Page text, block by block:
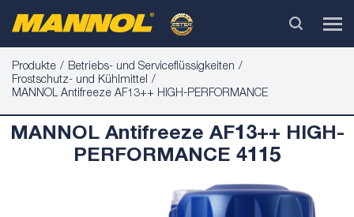
Produkte
Betriebs- und Serviceflüssigkeiten
Frostschutz- und Kühlmittel
MANNOL Antifreeze AF13++ HIGH-PERFORMANCE
MANNOL Antifreeze AF13++ HIGH-
PERFORMANCE 4115